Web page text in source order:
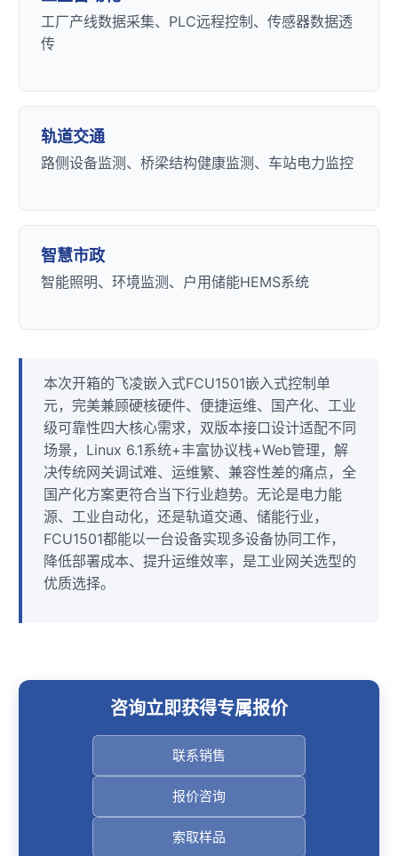
工厂产线数据采集、 PLC远程控制、传感器数据透
传
轨道交通
路侧设备监测、桥梁结构健康监测、车站电力监控
智慧市政
智能照明、 环境监测 、户用储能HEMS系统
本次开箱的飞凌嵌入式FCU1501嵌入式控制单
元，完美兼顾硬核硬件、便捷运维、国产化、工业
级可靠性四大核心需求，双版本接口设计适配不同
场景，Linux 6.1系统+丰富协议栈+Web管理，解
决传统网关调试难、运维繁、兼容性差的痛点，全
国产化方案更符合当下行业趋势。无论是电力能
源、工业自动化，还是轨道交通、储能行业，
FCU1501都能以一台设备实现多设备协同工作，
降低部署成本、提升运维效率，是工业网关选型的
优质选择。
咨询立即获得专属报价
联系销售
报价咨询
索取样品